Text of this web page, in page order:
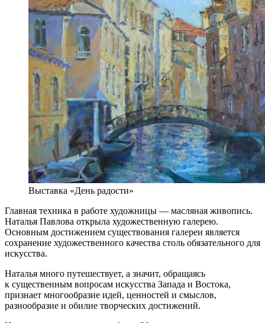
Выставка «День радости»
Главная техника в работе художницы — масляная живопись.
Наталья Павлова открыла художественную галерею.
Основным достижением существования галереи является
сохранение художественного качества столь обязательного для
искусства.
Наталья много путешествует, а значит, обращаясь
к существенным вопросам искусства Запада и Востока,
признает многообразие идей, ценностей и смыслов,
разнообразие и обилие творческих достижений.